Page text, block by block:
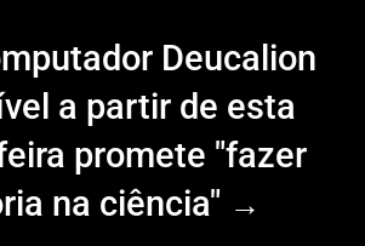
Deucalion
a partir de esta
promete "fazer
na ciência"